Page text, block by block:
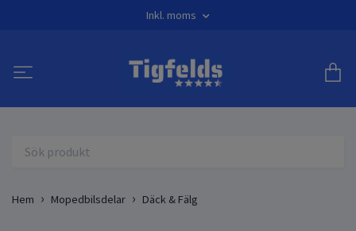
Inkl. moms
Hem Mopedbilsdelar Däck & Fälg